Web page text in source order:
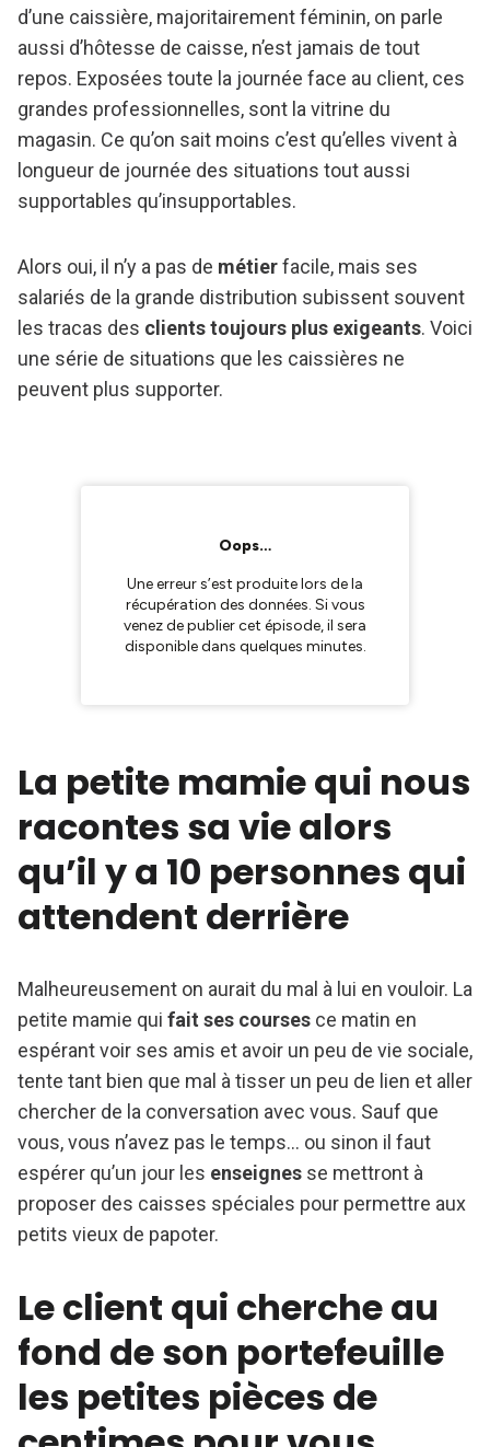
d’une caissière, majoritairement féminin, on parle
aussi d’hôtesse de caisse, n’est jamais de tout
repos. Exposées toute la journée face au client, ces
grandes professionnelles, sont la vitrine du
magasin. Ce qu’on sait moins c’est qu’elles vivent à
longueur de journée des situations tout aussi
supportables qu’insupportables.
Alors oui, il n’y a pas de métierfacile, mais ses
salariés de la grande distribution subissent souvent
les tracas des clients toujours plus exigeants. Voici
une série de situations que les caissières ne
peuvent plus supporter.
La petite mamie qui nous
racontes sa vie alors
qu’il y a 10 personnes qui
attendent derrière
Malheureusement on aurait du mal à lui en vouloir. La
petite mamie qui fait ses courses ce matin en
espérant voir ses amis et avoir un peu de vie sociale,
tente tant bien que mal à tisser un peu de lien et aller
chercher de la conversation avec vous. Sauf que
vous, vous n’avez pas le temps… ou sinon il faut
espérer qu’un jour les enseignes se mettront à
proposer des caisses spéciales pour permettre aux
petits vieux de papoter.
Le client qui cherche au
fond de son portefeuille
les petites pièces de